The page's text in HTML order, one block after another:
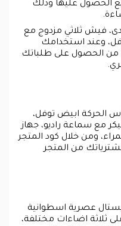
الحصول عليها وذلك
فيش ثلاثي مزدوج مع
وعند استخدامك
الحصول على طلباتك
الحركة ابيض توفل،
مع سماعة راديو، جهاز
ومن خلال كود المتجر
من المتجر
عصرية اسطوانية
ثلاثة اضاءات مختلفة،